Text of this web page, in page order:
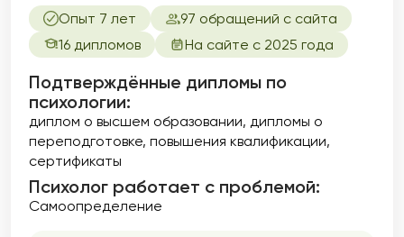
Опыт 7 лет
97 обращений с сайта
16 дипломов
На сайте с 2025 года
Подтверждённые дипломы по
психологии:
диплом о высшем образовании дипломы о
переподготовке повышения квалификации
сертификаты
Психолог работает с проблемой:
Самоопределение